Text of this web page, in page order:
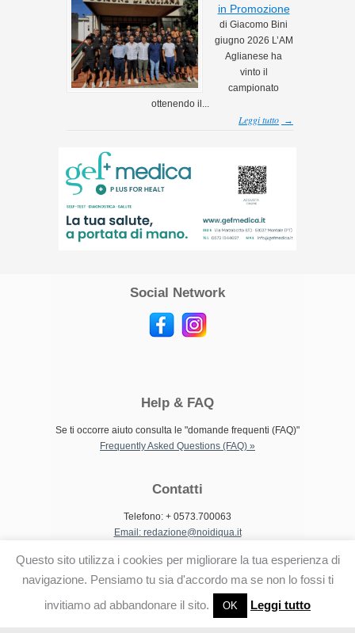
in Promozione
di Giacomo Bini
giugno 2026 L’AM
Aglianese ha
vinto il
campionato
ottenendo il...
Leggi tutto →
Social Network
Help & FAQ
Se ti occorre aiuto consulta le "domande frequenti (FAQ)"
Frequently Asked Questions (FAQ) »
Contatti
Telefono: + 0573.700063
Email: redazione@noidiqua.it
© 2014 Noi di Qua Testata giornalistica e di attualità di Agliana,
Questo sito utilizza i cookies per migliorare la tua esperienza di
navigazione. Pensiamo tu sia d'accordo ma se non lo fossi ti
invitiamo ad abbandonare il sito.
OK Leggi tutto